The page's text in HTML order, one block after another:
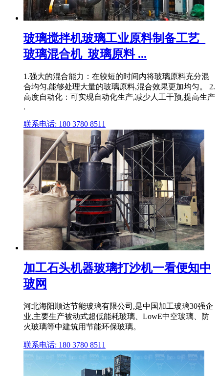
玻璃搅拌机玻璃工业原料制备工艺_
玻璃混合机_玻璃原料 ...
1.强大的混合能力：在较短的时间内将玻璃原料充分混
合均匀,能够处理大量的玻璃原料,混合效果更加均匀。 2.
高度自动化：可实现自动化生产,减少人工干预,提高生产
.
联系电话: 180 3780 8511
加工石头机器玻璃打沙机一看便知中
玻网
河北海阳顺达节能玻璃有限公司,是中国加工玻璃30强企
业,主要生产被动式超低能耗玻璃、LowE中空玻璃、防
火玻璃等中建筑用节能环保玻璃。
联系电话: 180 3780 8511